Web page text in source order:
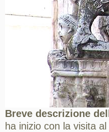
Breve descrizione
ha inizio con la visita